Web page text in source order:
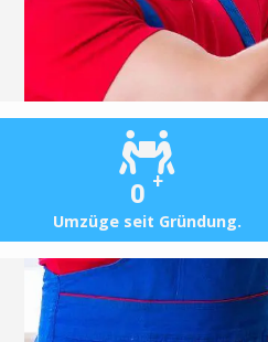
0 +
Umzüge seit Gründung.